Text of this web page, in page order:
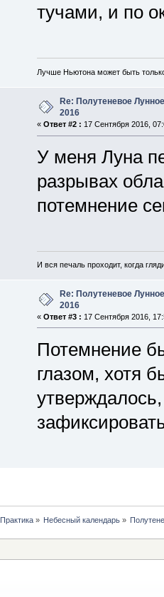
тучами, и по
Лучше Ньютона может быть
Re: Полутеневое
2016
« Ответ #2 : 17 Сентября 2016,
У меня Луна
разрывах
потемнение
И вся печаль проходит, когда
Re: Полутеневое
2016
« Ответ #3 : 17 Сентября 2016,
Потемнение
глазом, хотя
Практика» Небесный календарь»